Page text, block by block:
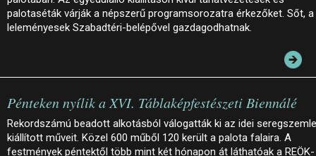
palotaséták várják a népszerű programsorozatra érkezőket. Sőt, a
leleményesek Szabadtéri-belépővel gazdagodhatnak.
Pénteken nyílik a XVI. Táblaképfestészeti Biennálé
Rekordszámú beadott alkotásból válogatták ki az idei seregszemle
kiállított műveit. Közel 600 műből 120 került a palota falaira. A
festmények péntektől több mint két hónapon át láthatóak a REÖK-